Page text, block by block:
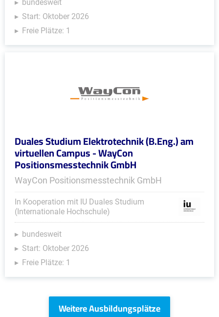
bundesweit
Start: Oktober 2026
Freie Plätze: 1
Duales Studium Elektrotechnik (B.Eng.) am
virtuellen Campus - WayCon
Positionsmesstechnik GmbH
WayCon Positionsmesstechnik GmbH
In Kooperation mit IU Duales Studium
(Internationale Hochschule)
bundesweit
Start: Oktober 2026
Freie Plätze: 1
Weitere Ausbildungsplätze